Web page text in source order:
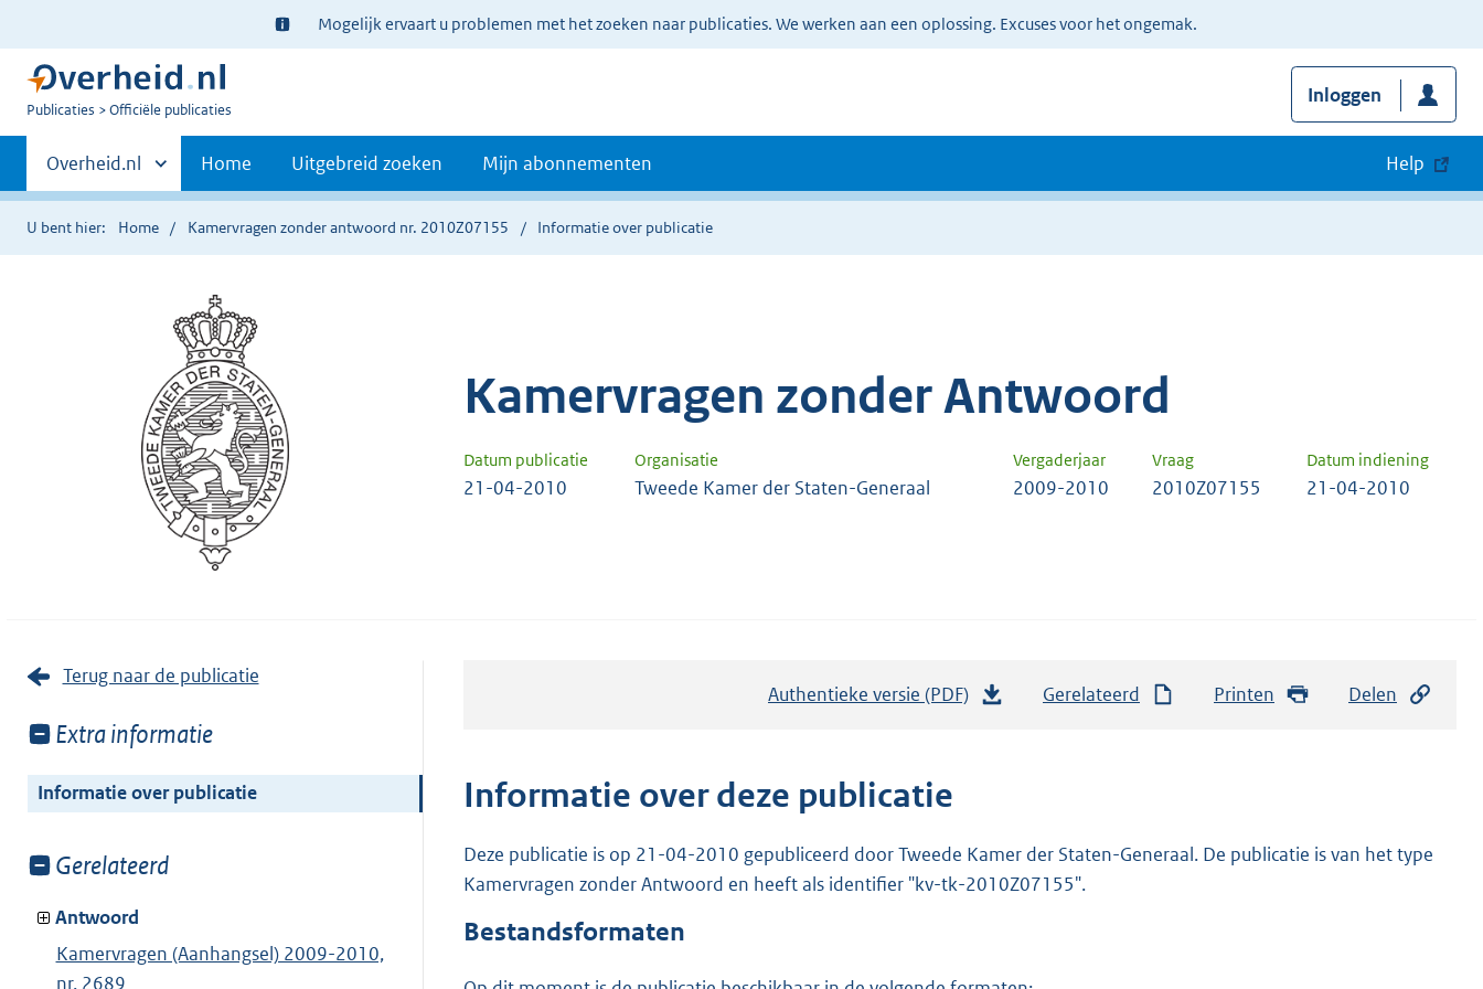
Ter
informatie:
Mogelijk ervaart u problemen met het zoeken naar publicaties. We werken aan een oplossing. Excuses voor het ongemak.
U
Publicaties Officiële publicaties
Inloggen
Primaire
navigatie
Andere
sites
binnen
Overheid.nl Home Uitgebreid zoeken Mijn abonnementen Help
U bent hier: Home Kamervragen zonder antwoord nr. 2010Z07155 Informatie over publicatie
Kamervragen zonder Antwoord
Datum publicatie Organisatie Vergaderjaar Vraag Datum indiening
21-04-2010 Tweede Kamer der Staten-Generaal 2009-2010 2010Z07155 21-04-2010
Terug naar de publicatie
Toon
van:
Extra informatie
Informatie over publicatie
Toon
van:
Gerelateerd
Antwoord
Kamervragen (Aanhangsel) 2009-2010,
nr. 2689
Authentieke versie (PDF)
n
d
Gerelateerd Printen Delen
Informatie over deze publicatie
Deze publicatie is op 21-04-2010 gepubliceerd door Tweede Kamer der Staten-Generaal. De publicatie is van het type
Kamervragen zonder Antwoord en heeft als identifier "kv-tk-2010Z07155".
Bestandsformaten